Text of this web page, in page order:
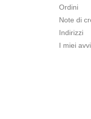
Ordini
Note di
Indirizzi
I miei